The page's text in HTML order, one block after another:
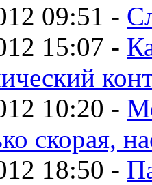
09:51 -
15:07 -
10:20 -
скорая,
18:50 -